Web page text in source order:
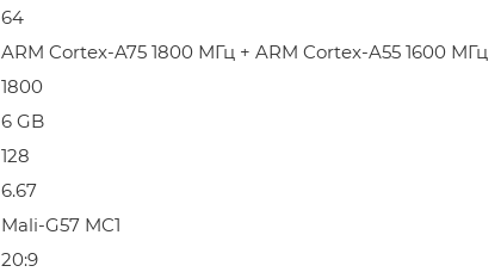
64
ARM Cortex-A75 1800 МГц + ARM Cortex-A55 1600 МГц
1800
6 GB
128
6.67
Mali-G57 MC1
20:9